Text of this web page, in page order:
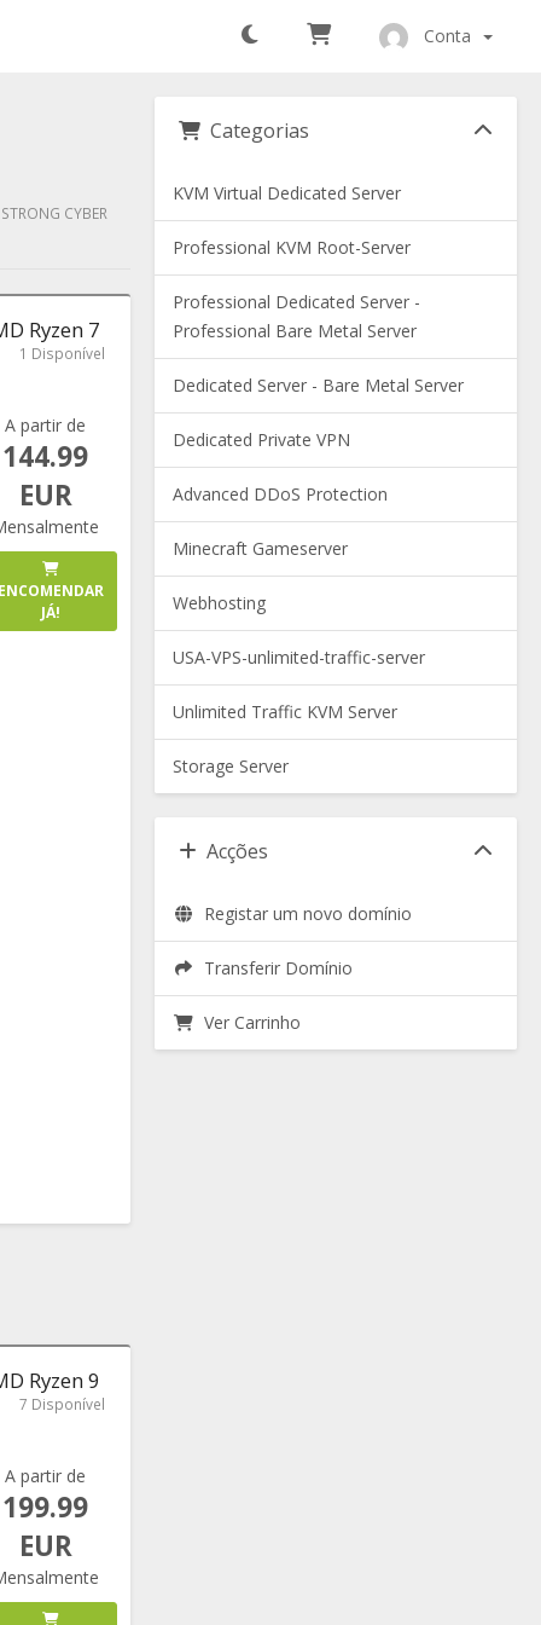
Conta
CYBER
Ryzen 7
1 Disponível
A partir de
144.99
EUR
ENCOMENDAR
JÁ!
Ryzen 9
7 Disponível
A partir de
199.99
EUR
Categorias
KVM Virtual Dedicated Server
Professional KVM Root-Server
Professional Dedicated Server -
Professional Bare Metal Server
Dedicated Server - Bare Metal Server
Dedicated Private VPN
Advanced DDoS Protection
Minecraft Gameserver
Webhosting
USA-VPS-unlimited-traffic-server
Unlimited Traffic KVM Server
Storage Server
Acções
Registar um novo domínio
Transferir Domínio
Ver Carrinho